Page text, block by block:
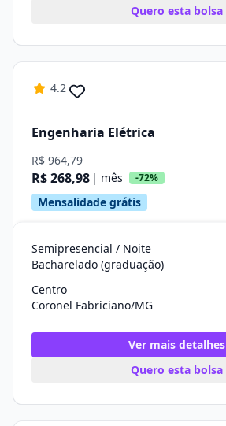
Quero esta bolsa
4.2
Engenharia Elétrica
R$ 964,79
R$ 268,98 | mês -72%
Mensalidade grátis
Semipresencial / Noite
Bacharelado (graduação)
Centro
Coronel Fabriciano/MG
Ver mais detalhes
Quero esta bolsa